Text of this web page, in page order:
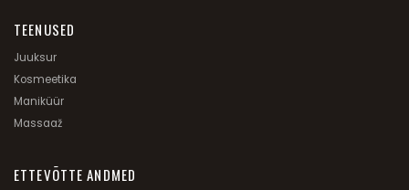
TEENUSED
Juuksur
Kosmeetika
Maniküür
Massaaž
ETTEVÕTTE ANDMED